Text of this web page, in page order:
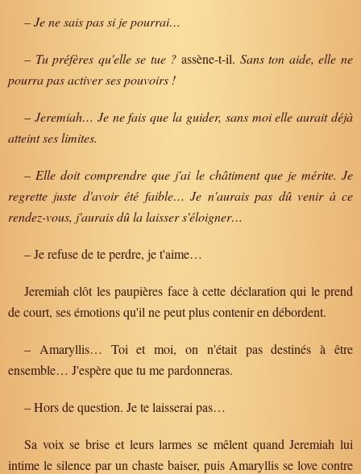
– Je ne sais pas si je pourrai…
– Tu préfères qu'elle se tue ? assène-t-il. Sans ton aide, elle ne
pourra pas activer ses pouvoirs !
– Jeremiah… Je ne fais que la guider, sans moi elle aurait déjà
atteint ses limites.
– Elle doit comprendre que j'ai le châtiment que je mérite. Je
regrette juste d'avoir été faible… Je n'aurais pas dû venir à ce
rendez-vous, j'aurais dû la laisser s'éloigner…
– Je refuse de te perdre, je t'aime…
Jeremiah clôt les paupières face à cette déclaration qui le prend
de court, ses émotions qu'il ne peut plus contenir en débordent.
– Amaryllis… Toi et moi, on n'était pas destinés à être
ensemble… J'espère que tu me pardonneras.
– Hors de question. Je te laisserai pas…
Sa voix se brise et leurs larmes se mêlent quand Jeremiah lui
intime le silence par un chaste baiser, puis Amaryllis se love contre